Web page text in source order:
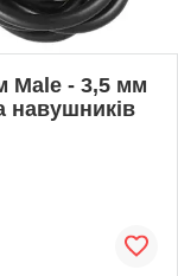
Male - 3,5 мм
навушників